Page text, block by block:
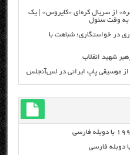
از سریال کره‌ای «کایروس» | یک
به وقت سئول
در خواستگاری؛ شباهت با
از موسیقی پاپ ایرانی در لس‌آنجلس